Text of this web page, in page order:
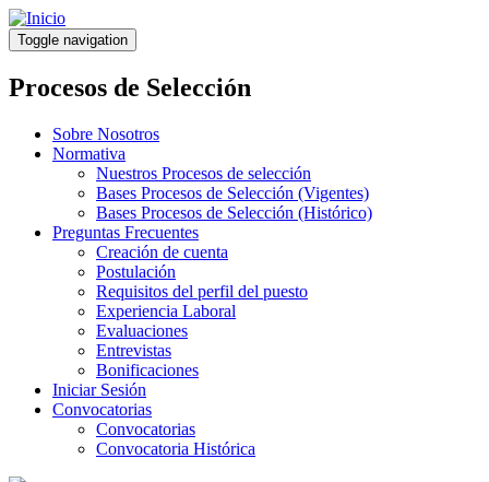
Pasar
al
contenido
principal
Toggle navigation
Procesos de Selección
Sobre Nosotros
Normativa
Nuestros Procesos de selección
Bases Procesos de Selección (Vigentes)
Bases Procesos de Selección (Histórico)
Preguntas Frecuentes
Creación de cuenta
Postulación
Requisitos del perfil del puesto
Experiencia Laboral
Evaluaciones
Entrevistas
Bonificaciones
Iniciar Sesión
Convocatorias
Convocatorias
Convocatoria Histórica